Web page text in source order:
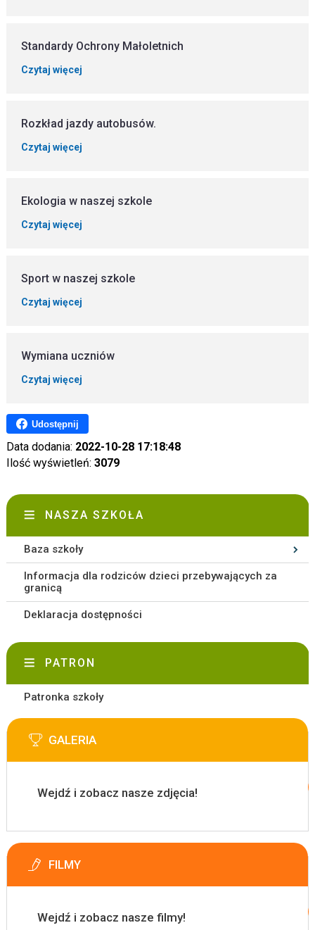
Standardy Ochrony Małoletnich
Czytaj więcej
Rozkład jazdy autobusów.
Czytaj więcej
Ekologia w naszej szkole
Czytaj więcej
Sport w naszej szkole
Czytaj więcej
Wymiana uczniów
Czytaj więcej
Udostępnij
Data dodania: 2022-10-28 17:18:48
Ilość wyświetleń: 3079
NASZA SZKOŁA
Baza szkoły
Informacja dla rodziców dzieci przebywających za
granicą
Deklaracja dostępności
PATRON
Patronka szkoły
GALERIA
Wejdź i zobacz nasze zdjęcia!
FILMY
Wejdź i zobacz nasze filmy!